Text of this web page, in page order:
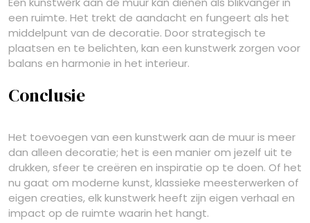
een ruimte. Het trekt de aandacht en fungeert als het
middelpunt van de decoratie. Door strategisch te
plaatsen en te belichten, kan een kunstwerk zorgen voor
balans en harmonie in het interieur.
Conclusie
Het toevoegen van een kunstwerk aan de muur is meer
dan alleen decoratie; het is een manier om jezelf uit te
drukken, sfeer te creëren en inspiratie op te doen. Of het
nu gaat om moderne kunst, klassieke meesterwerken of
eigen creaties, elk kunstwerk heeft zijn eigen verhaal en
impact op de ruimte waarin het hangt.